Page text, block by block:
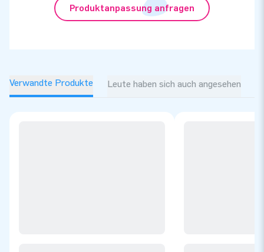
Produktanpassung anfragen
Verwandte Produkte Leute haben sich auch angesehen